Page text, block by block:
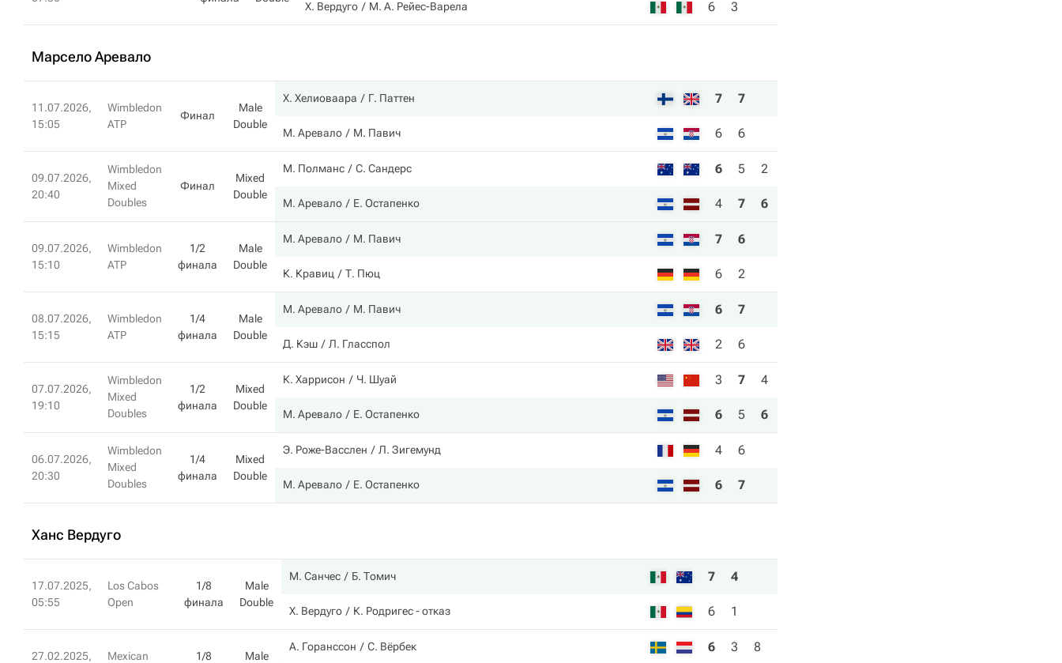
Х. Вердуго М. А. Рейес-Варела 6 3
Марсело Аревало
11.07.2026,
15:05
Wimbledon
ATP
Финал
Male
Double
Х. Хелиоваара Г. Паттен 7 7
М. Аревало М. Павич 6 6
09.07.2026,
20:40
Wimbledon
Mixed
Doubles
Финал
Mixed
Double
М. Полманс С. Сандерс 6 5 2
М. Аревало Е. Остапенко 4 7 6
09.07.2026,
15:10
Wimbledon
ATP
1/2
финала
Male
Double
М. Аревало М. Павич 7 6
К. Кравиц Т. Пюц 6 2
08.07.2026,
15:15
Wimbledon
ATP
1/4
финала
Male
Double
М. Аревало М. Павич 6 7
Д. Кэш Л. Гласспол 2 6
07.07.2026,
19:10
Wimbledon
Mixed
Doubles
1/2
финала
Mixed
Double
К. Харрисон Ч. Шуай 3 7 4
М. Аревало Е. Остапенко 6 5 6
06.07.2026,
20:30
Wimbledon
Mixed
Doubles
1/4
финала
Mixed
Double
Э. Роже-Васслен Л. Зигемунд 4 6
М. Аревало Е. Остапенко 6 7
Ханс Вердуго
17.07.2025,
05:55
Los Cabos
Open
1/8
финала
Male
Double
М. Санчес Б. Томич 7 4
Х. Вердуго К. Родригес- отказ 6 1
27.02.2025,
Mexican
1/8
Male
А. Горанссон С. Вёрбек 6 3 8